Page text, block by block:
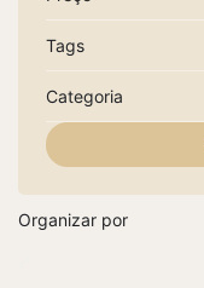
Tags
Categoria
Organizar por